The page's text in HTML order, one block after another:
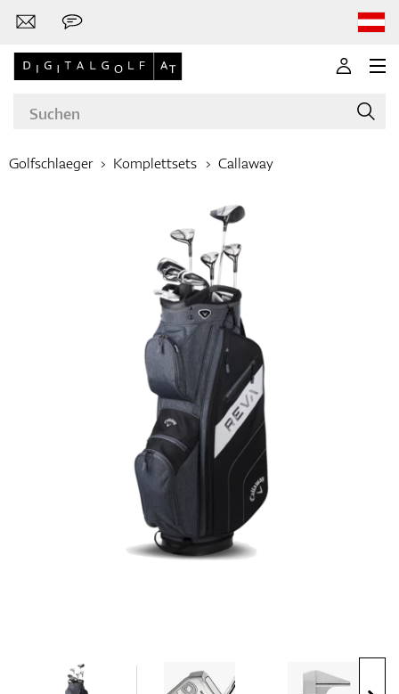
Marken
Golfschläger
Bekleidung
Handschuhe
Schuhe
Golfschlaeger Komplettsets Callaway